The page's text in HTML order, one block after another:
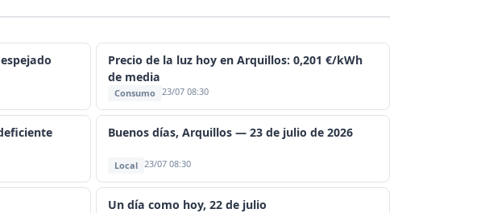
Precio de la luz hoy en Arquillos: 0,201 €/kWh
de media
Consumo 23/07 08:30
Buenos días, Arquillos — 23 de julio de 2026
Local 23/07 08:30
Un día como hoy, 22 de julio